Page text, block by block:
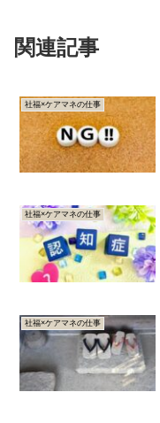
関連記事
社福×ケアマネの仕事
社福×ケアマネの仕事
社福×ケアマネの仕事